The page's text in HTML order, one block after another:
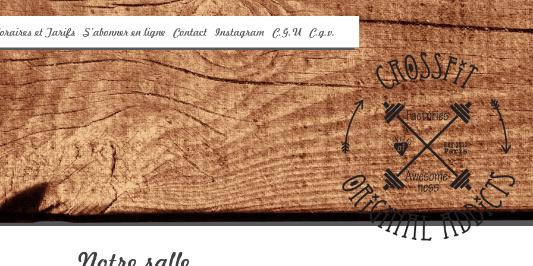
et Tarifs S’abonner en ligne Contact Instagram C.G.U C.g.v.